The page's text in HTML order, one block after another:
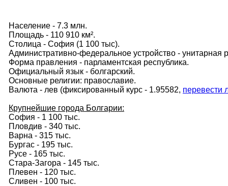
Население - 7.3 млн.
Площадь - 110 910 км².
Столица - София (1 100 тыс).
Административно-федеральное устройство - унитарная
Форма правления - парламентская республика.
Официальный язык - болгарский.
Основные религии: православие.
Валюта - лев (фиксированный курс - 1.95582, перевести
Крупнейшие города Болгарии:
София - 1 100 тыс.
Пловдив - 340 тыс.
Варна - 315 тыс.
Бургас - 195 тыс.
Русе - 165 тыс.
Стара-Загора - 145 тыс.
Плевен - 120 тыс.
Сливен - 100 тыс.